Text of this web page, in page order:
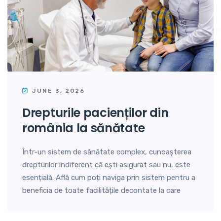
JUNE 3, 2026
drepturile pacienților din
românia la sănătate
Într-un sistem de sănătate complex, cunoașterea
drepturilor indiferent că ești asigurat sau nu, este
esențială. Află cum poți naviga prin sistem pentru a
beneficia de toate facilitățile decontate la care